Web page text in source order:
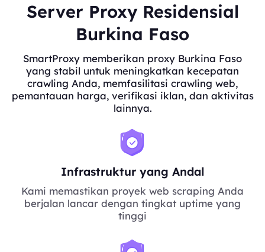
Server Proxy Residensial
Burkina Faso
SmartProxy memberikan proxy Burkina Faso
yang stabil untuk meningkatkan kecepatan
crawling Anda, memfasilitasi crawling web,
pemantauan harga, verifikasi iklan, dan aktivitas
lainnya.
Infrastruktur yang Andal
Kami memastikan proyek web scraping Anda
berjalan lancar dengan tingkat uptime yang
tinggi